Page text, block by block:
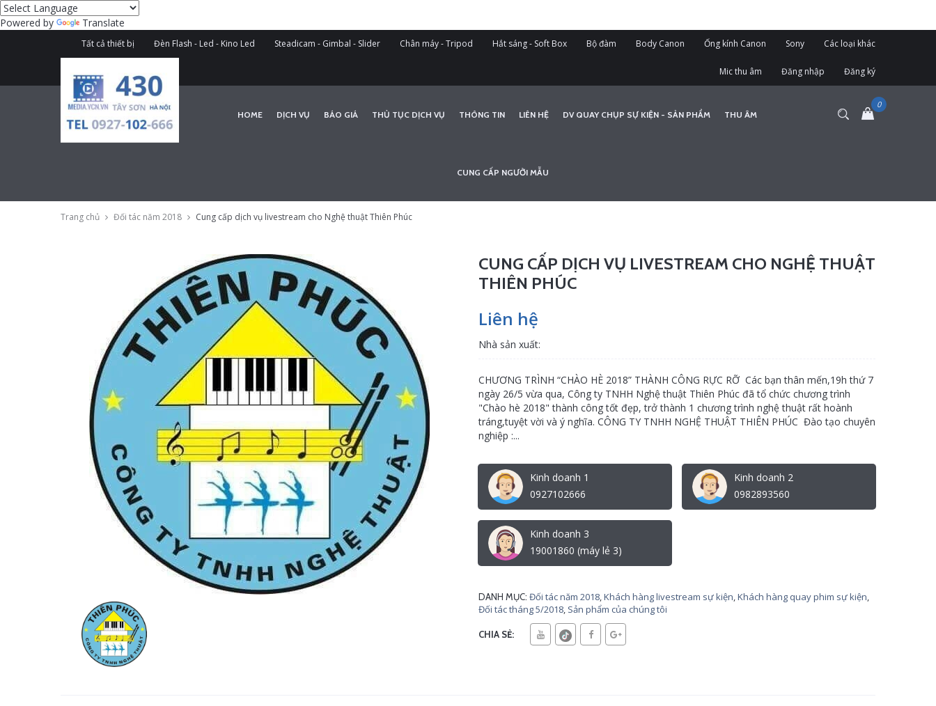
Powered by Translate
Tất cả thiết bị Đèn Flash - Led - Kino Led Steadicam - Gimbal - Slider Chân máy - Tripod Hắt sáng - Soft Box Bộ đàm Body Canon Ống kính Canon Sony Các loại khác
Mic thu âm Đăng nhập Đăng ký
HOME DỊCH VỤ BÁO GIÁ THỦ TỤC DỊCH VỤ THÔNG TIN LIÊN HỆ DV QUAY CHỤP SỰ KIỆN - SẢN PHẨM THU ÂM
CUNG CẤP NGƯỜI MẪU
Trang chủ Đối tác năm 2018 Cung cấp dịch vụ livestream cho Nghệ thuật Thiên Phúc
CUNG CẤP DỊCH VỤ LIVESTREAM CHO NGHỆ THUẬT
THIÊN PHÚC
Liên hệ
Nhà sản xuất:
CHƯƠNG TRÌNH “CHÀO HÈ 2018” THÀNH CÔNG RỰC RỠ Các bạn thân mến,19h thứ 7
ngày 26/5 vừa qua, Công ty TNHH Nghệ thuật Thiên Phúc đã tổ chức chương trình
"Chào hè 2018" thành công tốt đẹp, trở thành 1 chương trình nghệ thuật rất hoành
tráng,tuyệt vời và ý nghĩa. CÔNG TY TNHH NGHỆ THUẬT THIÊN PHÚC Đào tạo chuyên
nghiệp :...
Kinh doanh 1
0927102666
Kinh doanh 2
0982893560
Kinh doanh 3
19001860 (máy lẻ 3)
DANH MỤC: Đối tác năm 2018,Khách hàng livestream sự kiện,Khách hàng quay phim sự kiện,
Đối tác tháng 5/2018, Sản phẩm của chúng tôi
CHIA SẺ: